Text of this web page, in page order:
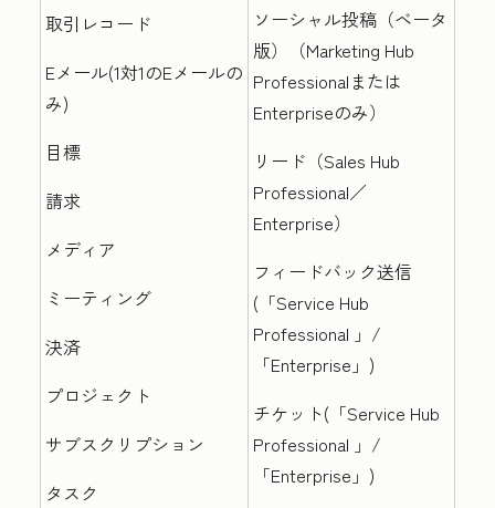
取引レコード
Eメール(1対1のEメールの
み)
目標
請求
メディア
ミーティング
決済
プロジェクト
サブスクリプション
タスク
ソーシャル投稿（ベータ
版）（Marketing Hub
Professional または
Enterpriseのみ）
リード（Sales Hub
Professional／
Enterprise）
フィードバック送信
( 「Service Hub
Professional 」/
「Enterprise」)
チケット( 「Service Hub
Professional 」/
「Enterprise 」)